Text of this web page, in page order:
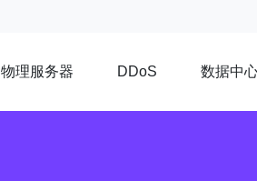
物理服务器 DDoS 数据中